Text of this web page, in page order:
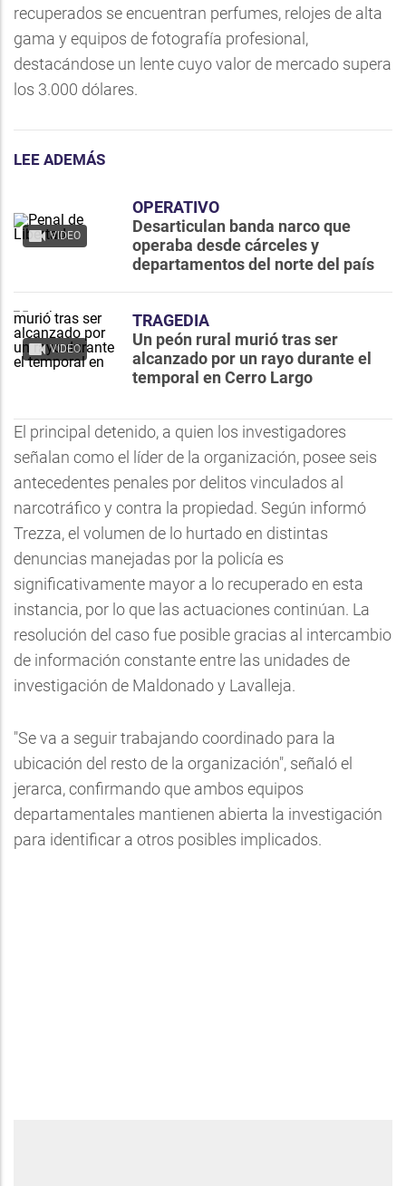
recuperados se encuentran perfumes, relojes de alta
gama y equipos de fotografía profesional,
destacándose un lente cuyo valor de mercado supera
los 3.000 dólares.
LEE ADEMÁS
VIDEO
OPERATIVO
Desarticulan banda narco que
operaba desde cárceles y
departamentos del norte del país
VIDEO
TRAGEDIA
Un peón rural murió tras ser
alcanzado por un rayo durante el
temporal en Cerro Largo
El principal detenido, a quien los investigadores
señalan como el líder de la organización, posee seis
antecedentes penales por delitos vinculados al
narcotráfico y contra la propiedad. Según informó
Trezza, el volumen de lo hurtado en distintas
denuncias manejadas por la policía es
significativamente mayor a lo recuperado en esta
instancia, por lo que las actuaciones continúan. La
resolución del caso fue posible gracias al intercambio
de información constante entre las unidades de
investigación de Maldonado y Lavalleja.
"Se va a seguir trabajando coordinado para la
ubicación del resto de la organización", señaló el
jerarca, confirmando que ambos equipos
departamentales mantienen abierta la investigación
para identificar a otros posibles implicados.